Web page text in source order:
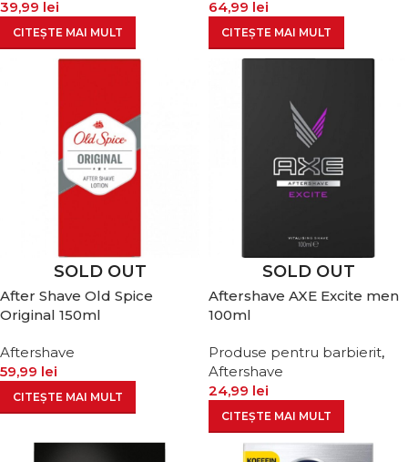
39,99 lei
CITEȘTE MAI MULT
64,99 lei
CITEȘTE MAI MULT
SOLD OUT
After Shave Old Spice
Original 150ml
Aftershave
59,99 lei
CITEȘTE MAI MULT
SOLD OUT
Aftershave AXE Excite men
100ml
Produse pentru barbierit,
Aftershave
24,99 lei
CITEȘTE MAI MULT